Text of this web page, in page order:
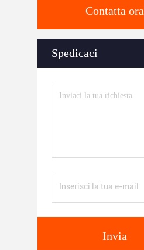
Contatta ora
Spedicaci
Invia